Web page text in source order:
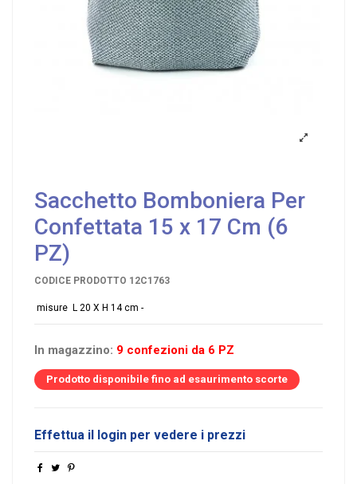
Sacchetto Bomboniera Per
Confettata 15 x 17 Cm (6
PZ)
CODICE PRODOTTO 12C1763
misure L 20 X H 14 cm -
In magazzino: 9 confezioni da 6 PZ
Prodotto disponibile fino ad esaurimento scorte
Effettua il login per vedere i prezzi